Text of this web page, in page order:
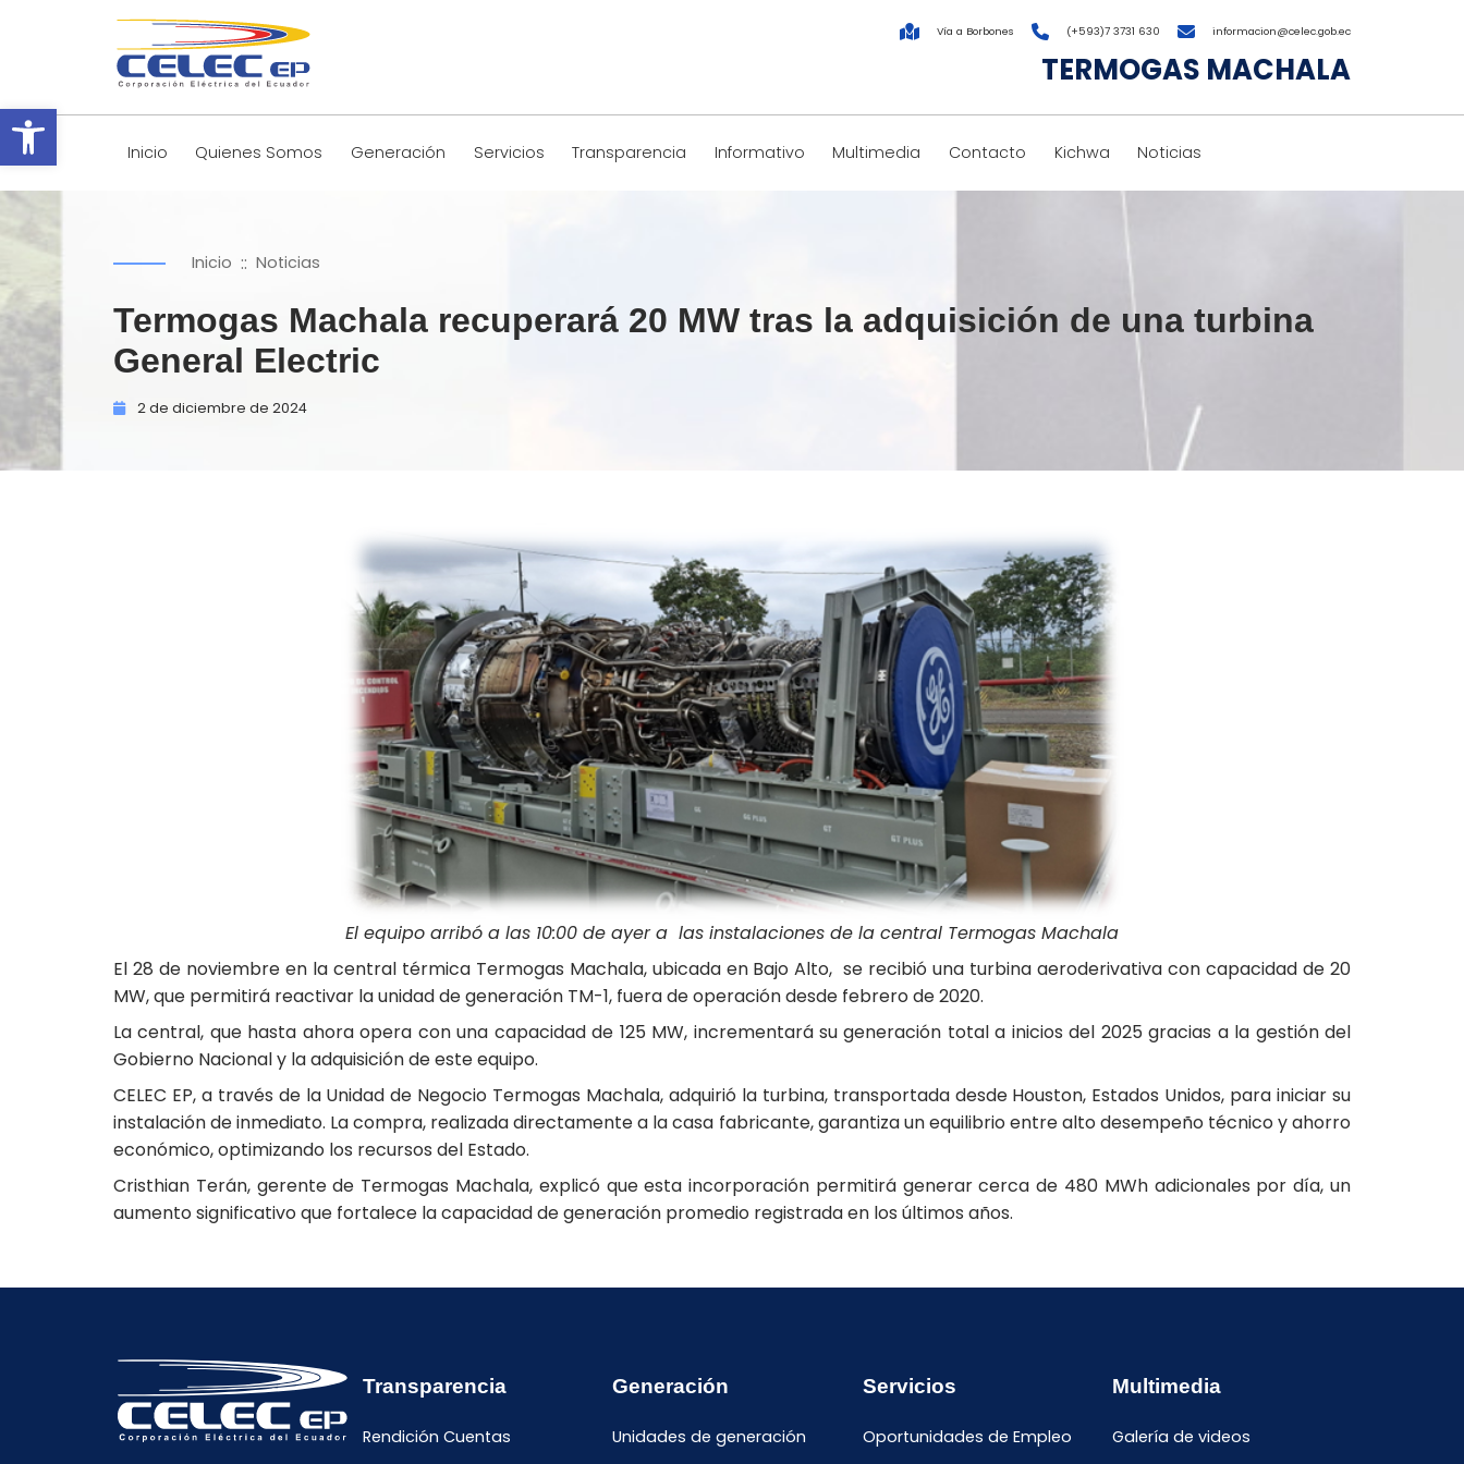
Abrir barra de herramientas
Vía a Borbones (+593)7 3731 630 informacion@celec.gob.ec
TERMOGAS MACHALA
Inicio Quienes Somos Generación Servicios Transparencia Informativo Multimedia Contacto Kichwa Noticias
Inicio :: Noticias
Termogas Machala recuperará 20 MW tras la adquisición de una turbina
General Electric
2 de diciembre de 2024
El equipo arribó a las 10:00 de ayer a las instalaciones de la central Termogas Machala
El 28 de noviembre en la central térmica Termogas Machala, ubicada en Bajo Alto, se recibió una turbina aeroderivativa con capacidad de 20
MW, que permitirá reactivar la unidad de generación TM-1, fuera de operación desde febrero de 2020.
La central, que hasta ahora opera con una capacidad de 125 MW, incrementará su generación total a inicios del 2025 gracias a la gestión del
Gobierno Nacional y la adquisición de este equipo.
CELEC EP, a través de la Unidad de Negocio Termogas Machala, adquirió la turbina, transportada desde Houston, Estados Unidos, para iniciar su
instalación de inmediato. La compra, realizada directamente a la casa fabricante, garantiza un equilibrio entre alto desempeño técnico y ahorro
económico, optimizando los recursos del Estado.
Cristhian Terán, gerente de Termogas Machala, explicó que esta incorporación permitirá generar cerca de 480 MWh adicionales por día, un
aumento significativo que fortalece la capacidad de generación promedio registrada en los últimos años.
Transparencia
Rendición Cuentas
Generación
Unidades de generación
Servicios
Oportunidades de Empleo
Multimedia
Galería de videos